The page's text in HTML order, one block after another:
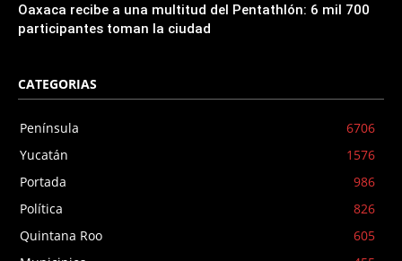
Oaxaca recibe a una multitud del Pentathlón: 6 mil 700
participantes toman la ciudad
CATEGORIAS
Península
6706
Yucatán
1576
Portada
986
Política
826
Quintana Roo
605